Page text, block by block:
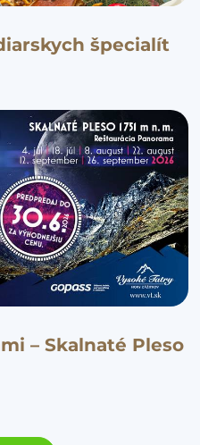
špecialít
– Skalnaté Pleso